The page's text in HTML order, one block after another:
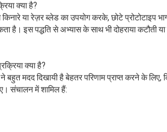
क्या है?
या रेज़र ब्लेड का उपयोग करके, छोटे प्रोटोटाइप
है। इस पद्धति से अभ्यास के साथ भी दोहराया कटौती
क्या है?
बहुत मदद दिखायी है बेहतर परिणाम प्राप्त करने के
संचालन में शामिल हैं: